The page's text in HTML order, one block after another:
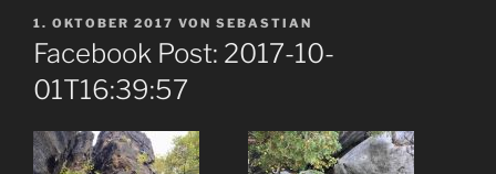
VERÖFFENTLICHT
AM
1. OKTOBER 2017 VON SEBASTIAN
Facebook Post: 2017-10-
01T16:39:57